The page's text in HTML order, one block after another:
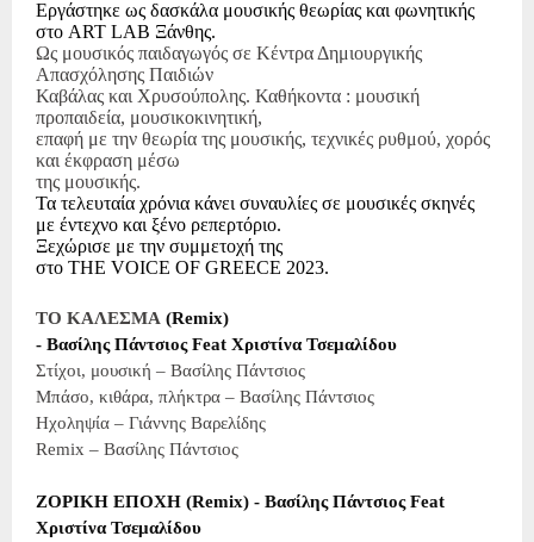
Εργάστηκε ως δασκάλα μουσικής θεωρίας και φωνητικής
στο ART LAB Ξάνθης.
Ως μουσικός παιδαγωγός σε Κέντρα Δημιουργικής
Απασχόλησης Παιδιών
Καβάλας και Χρυσούπολης. Καθήκοντα : μουσική
προπαιδεία, μουσικοκινητική,
επαφή με την θεωρία της μουσικής, τεχνικές ρυθμού, χορός
και έκφραση μέσω
της μουσικής.
Τα τελευταία χρόνια κάνει συναυλίες σε μουσικές σκηνές
με έντεχνο και ξένο ρεπερτόριο.
Ξεχώρισε με την συμμετοχή της
στο THE VOICE OF GREECE 2023.
TO KAΛΕΣΜΑ (Remix)
- Βασίλης Πάντσιος Feat Χριστίνα Τσεμαλίδου
Στίχοι, μουσική – Βασίλης Πάντσιος
Μπάσο, κιθάρα, πλήκτρα – Βασίλης Πάντσιος
Ηχοληψία – Γιάννης Βαρελίδης
Remix – Βασίλης Πάντσιος
ΖΟΡΙΚΗ ΕΠΟΧΗ (Remix) - Βασίλης Πάντσιος Feat
Χριστίνα Τσεμαλίδου